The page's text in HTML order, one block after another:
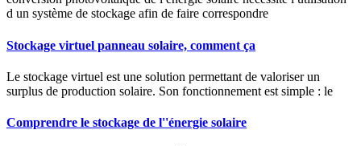
d un système de stockage afin de faire correspondre
Stockage virtuel panneau solaire, comment ça
Le stockage virtuel est une solution permettant de valoriser un
surplus de production solaire. Son fonctionnement est simple : le
Comprendre le stockage de l''énergie solaire